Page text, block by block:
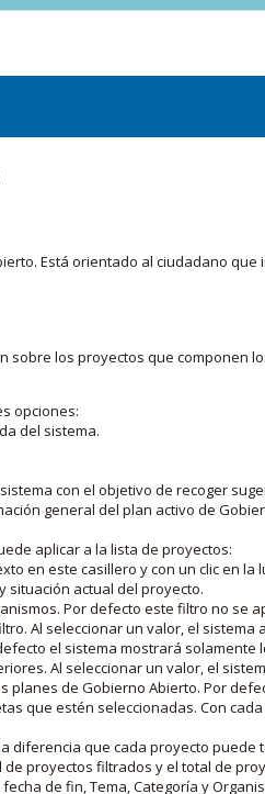
Está orientado al ciudadano
los proyectos que
opciones:
del sistema.
con el objetivo de recoger
general del plan activo de
aplicar a la lista de proyectos:
en este casillero y con un clic en
situación actual del proyecto.
Por defecto este filtro no
Al seleccionar un valor, el
el sistema mostrará
Al seleccionar un valor, el
de Gobierno Abierto. Por
que estén seleccionadas. Con
diferencia que cada proyecto puede
proyectos filtrados y el total de
de fin, Tema, Categoría y